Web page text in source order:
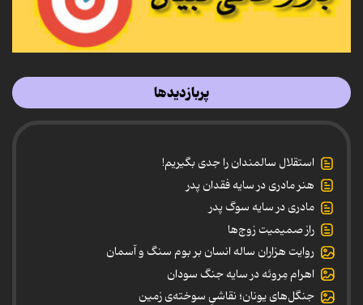
پربازدیدها
استقلال سالمندان را جدی بگیریم!
هنر مادری در سایه‌ فقدان پدر
مادری در سایه سوگ پدر
راز صمیمیت زوج‌ها
روایت هزاران ساله انسان بر بوم سنگ و آسمان
اهرام مِروئه در سایه جنگ سودان
جنگل‌های یونان؛ نقاشیِ سوخته‌ی زمین